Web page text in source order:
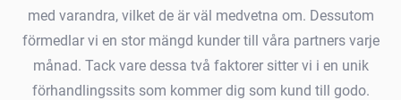
med varandra, vilket de är väl medvetna om. Dessutom
förmedlar vi en stor mängd kunder till våra partners varje
månad. Tack vare dessa två faktorer sitter vi i en unik
förhandlingssits som kommer dig som kund till godo.